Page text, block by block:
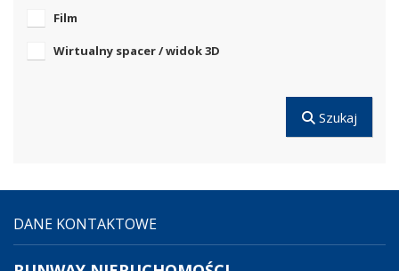
Film
Wirtualny spacer / widok 3D
Szukaj
DANE KONTAKTOWE